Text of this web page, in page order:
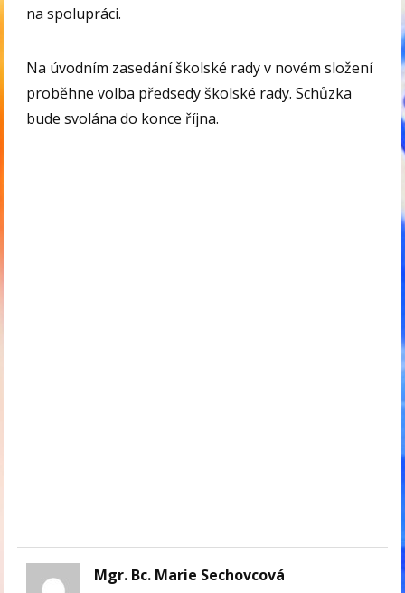
na spolupráci.
Na úvodním zasedání školské rady v novém složení
proběhne volba předsedy školské rady. Schůzka
bude svolána do konce října.
Mgr. Bc. Marie Sechovcová